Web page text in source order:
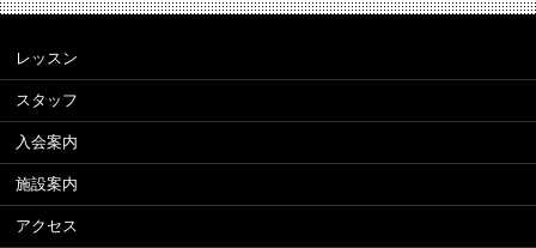
レッスン
スタッフ
入会案内
施設案内
アクセス